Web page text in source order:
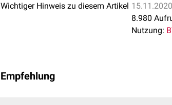
Wichtiger Hinweis zu diesem Artikel
8.980
Nutzung:
Empfehlung